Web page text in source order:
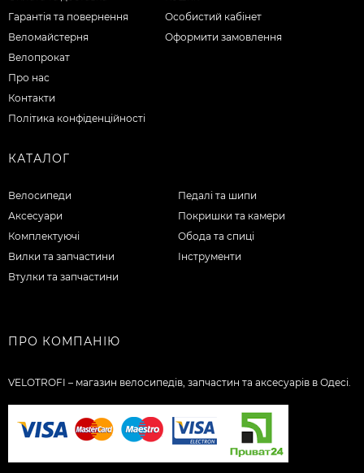
Гарантія та повернення
Веломайстерня
Велопрокат
Про нас
Контакти
Політика конфіденційності
Особистий кабінет
Оформити замовлення
КАТАЛОГ
Велосипеди
Аксесуари
Комплектуючі
Вилки та запчастини
Втулки та запчастини
Педалі та шипи
Покришки та камери
Обода та спиці
Інструменти
ПРО КОМПАНІЮ
VELOTROFI – магазин велосипедів, запчастин та аксесуарів в Одесі.